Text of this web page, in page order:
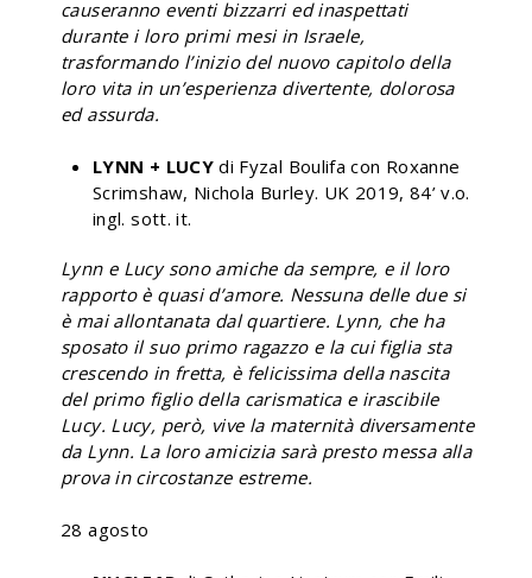
causeranno eventi bizzarri ed inaspettati
durante i loro primi mesi in Israele,
trasformando l’inizio del nuovo capitolo della
loro vita in un’esperienza divertente, dolorosa
ed assurda.
LYNN + LUCYdi Fyzal Boulifa con Roxanne
Scrimshaw, Nichola Burley. UK 2019, 84’ v.o.
ingl. sott. it.
Lynn e Lucy sono amiche da sempre, e il loro
rapporto è quasi d’amore. Nessuna delle due si
è mai allontanata dal quartiere. Lynn, che ha
sposato il suo primo ragazzo e la cui figlia sta
crescendo in fretta, è felicissima della nascita
del primo figlio della carismatica e irascibile
Lucy. Lucy, però, vive la maternità diversamente
da Lynn. La loro amicizia sarà presto messa alla
prova in circostanze estreme.
28 agosto